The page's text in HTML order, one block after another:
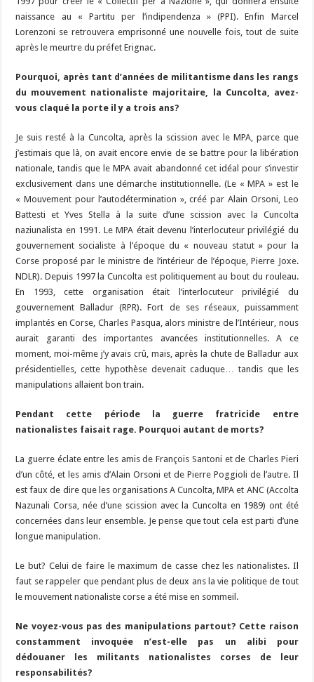
naissance au « Partitu per l’indipendenza » (PPI). Enfin Marcel
Lorenzoni se retrouvera emprisonné une nouvelle fois, tout de suite
après le meurtre du préfet Erignac.
Pourquoi, après tant d’années de militantisme dans les rangs
du mouvement nationaliste majoritaire, la Cuncolta, avez-
vous claqué la porte il y a trois ans?
Je suis resté à la Cuncolta, après la scission avec le MPA, parce que
j’estimais que là, on avait encore envie de se battre pour la libération
nationale, tandis que le MPA avait abandonné cet idéal pour s’investir
exclusivement dans une démarche institutionnelle. (Le « MPA » est le
« Mouvement pour l’autodétermination », créé par Alain Orsoni, Leo
Battesti et Yves Stella à la suite d’une scission avec la Cuncolta
naziunalista en 1991. Le MPA était devenu l’interlocuteur privilégié du
gouvernement socialiste à l’époque du « nouveau statut » pour la
Corse proposé par le ministre de l’intérieur de l’époque, Pierre Joxe.
NDLR). Depuis 1997 la Cuncolta est politiquement au bout du rouleau.
En 1993, cette organisation était l’interlocuteur privilégié du
gouvernement Balladur (RPR). Fort de ses réseaux, puissamment
implantés en Corse, Charles Pasqua, alors ministre de l’Intérieur, nous
aurait garanti des importantes avancées institutionnelles. A ce
moment, moi-même j’y avais crû, mais, après la chute de Balladur aux
présidentielles, cette hypothèse devenait caduque… tandis que les
manipulations allaient bon train.
Pendant cette période la guerre fratricide entre
nationalistes faisait rage. Pourquoi autant de morts?
La guerre éclate entre les amis de François Santoni et de Charles Pieri
d’un côté, et les amis d’Alain Orsoni et de Pierre Poggioli de l’autre. Il
est faux de dire que les organisations A Cuncolta, MPA et ANC (Accolta
Nazunali Corsa, née d’une scission avec la Cuncolta en 1989) ont été
concernées dans leur ensemble. Je pense que tout cela est parti d’une
longue manipulation.
Le but? Celui de faire le maximum de casse chez les nationalistes. Il
faut se rappeler que pendant plus de deux ans la vie politique de tout
le mouvement nationaliste corse a été mise en sommeil.
Ne voyez-vous pas des manipulations partout? Cette raison
constamment invoquée n’est-elle pas un alibi pour
dédouaner les militants nationalistes corses de leur
responsabilités?